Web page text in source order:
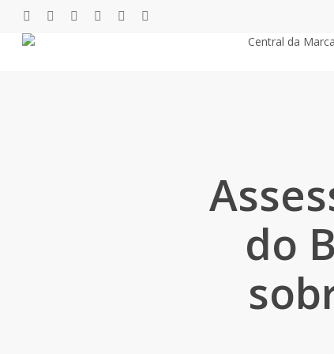
Pular
Central da Marca
do